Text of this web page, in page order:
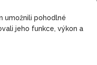
umožnili pohodlné
jeho funkce, výkon a